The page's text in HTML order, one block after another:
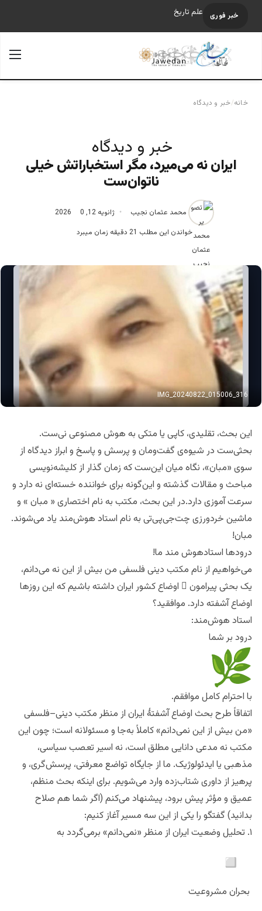
خبر فوری
«آینده فدراسیون روسیه پس از پوتین؛ تحلیل یک سناریوی
جستجو برای
خبر و دیدگاه
خبر و دیدگاه
ایران نه می‌میرد، مگر استخباراتش خیلی
ناتوان‌ست
محمد عثمان نجیب ژانویه 12, 2026
خواندن این مطلب 21 دقیقه زمان میبرد
IMG_20240822_015006_316
این بحث، تقلیدی، کاپی یا متکی به هوش مصنوعی‌ نی‌ست.
بحثی‌ست در شیوه‌ی گفت‌ومان و پرسش و پاسخ و ابراز دیدگاه از
سوی «مبان»، نگاه میان این‌ست که زمان گذار از کلیشه‌نویسی
مباحث و مقالات گذشته و این‌گونه برای خواننده‌ خسته‌ای نه دارد و
سرعت آموزی دارد.‌در این بحث، مکتب به نام اختصاری « مبان » و
ماشین‌ خردورزی چت‌جی‌پی‌تی به نام استاد هوش‌مند یاد می‌شوند.
مبان!
درودها استادهوش مند ما!
می‌خواهیم از نام مکتب دینی فلسفی من بیش از این نه می‌دانم،
یک بحثی پیرامون ِ اوضاع کشور ایران داشته باشیم که این روزها
اوضاع آشفته دارد. موافقید؟
استاد هوش‌مند:
درود بر شما
با احترام کامل موافقم.
اتفاقاً طرح بحث اوضاع آشفتهٔ ایران از منظر مکتب دینی–فلسفی
«من بیش از این نمی‌دانم» کاملاً به‌جا و مسئولانه است؛ چون این
مکتب نه مدعی دانایی مطلق است، نه اسیر تعصب سیاسی،
مذهبی یا ایدئولوژیک. ما از جایگاه تواضع معرفتی، پرسش‌گری، و
پرهیز از داوری شتاب‌زده وارد می‌شویم. برای اینکه بحث منظم،
عمیق و مؤثر پیش برود، پیشنهاد می‌کنم (اگر شما هم صلاح
بدانید) گفتگو را یکی از این سه مسیر آغاز کنیم:
۱. تحلیل وضعیت ایران از منظر «نمی‌دانم» برمی‌گردد به
بحران مشروعیت